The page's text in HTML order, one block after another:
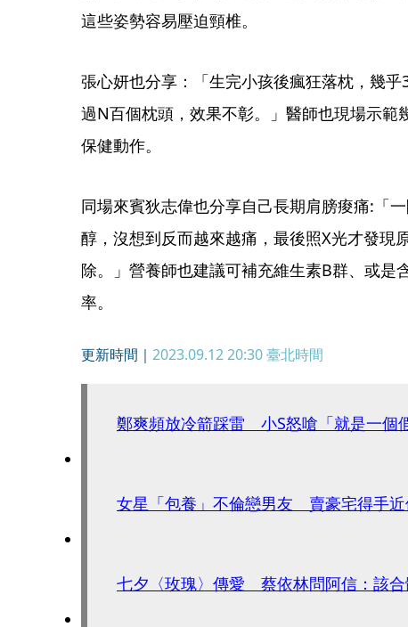
這些姿勢容易壓迫頸椎。
張心妍也分享：「生完小孩後瘋狂落枕，幾
過N百個枕頭，效果不彰。」醫師也現場示範
保健動作。
同場來賓狄志偉也分享自己長期肩膀痠痛:「
醇，沒想到反而越來越痛，最後照X光才發現
除。」營養師也建議可補充維生素B群、或是
率。
更新時間｜ 2023.09.12 20:30臺北時間
鄭爽頻放冷箭踩雷 小S怒嗆「就是一個
女星「包養」不倫戀男友 賣豪宅得手近
七夕〈玫瑰〉傳愛 蔡依林問阿信：該合